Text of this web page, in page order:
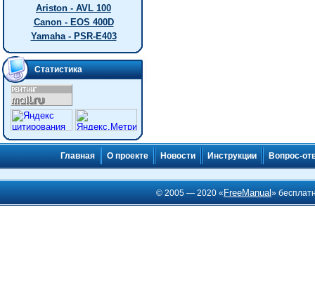
Ariston - AVL 100
Canon - EOS 400D
Yamaha - PSR-E403
Статистика
Главная О проекте Новости Инструкции Вопрос-
© 2005 — 2020 « FreeManual»